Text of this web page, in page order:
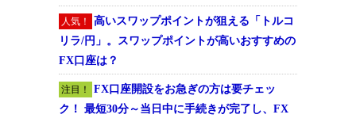
人気！
高いスワップポイントが狙える「トルコ
リラ/円」。スワップポイントが高いおすすめの
FX口座は？
注目！
FX口座開設をお急ぎの方は要チェッ
ク！ 最短30分～当日中に手続きが完了し、FX